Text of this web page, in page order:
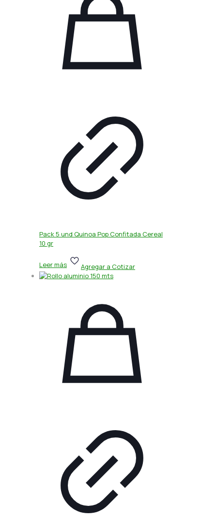
Pack 5 und Quinoa Pop Confitada Cereal
10 gr
Leer más Agregar a Cotizar